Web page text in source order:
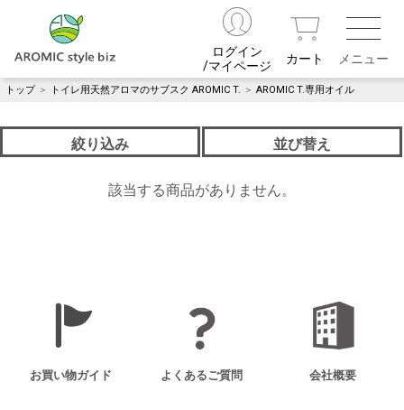
ログイン
/マイページ
カート
トップ ＞ トイレ用天然アロマのサブスク AROMIC T. ＞ AROMIC T.専用オイル
絞り込み 並び替え
該当する商品がありません。
お買い物ガイド よくあるご質問 会社概要